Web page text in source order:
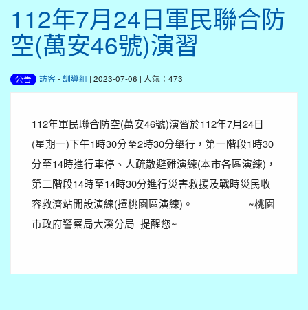
112年7月24日軍民聯合防
空(萬安46號)演習
公告 訪客 -訓導組 | 2023-07-06 | 人氣：473
112年軍民聯合防空(萬安46號)演習於112年7月24日
(星期一)下午1時30分至2時30分舉行，第一階段1時30
分至14時進行車停、人疏散避難演練(本市各區演練)，
第二階段14時至14時30分進行災害救援及戰時災民收
容救濟站開設演練(擇桃園區演練)。 ~桃園
市政府警察局大溪分局 提醒您~